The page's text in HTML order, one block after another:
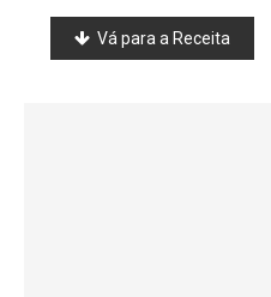
Vá para a Receita